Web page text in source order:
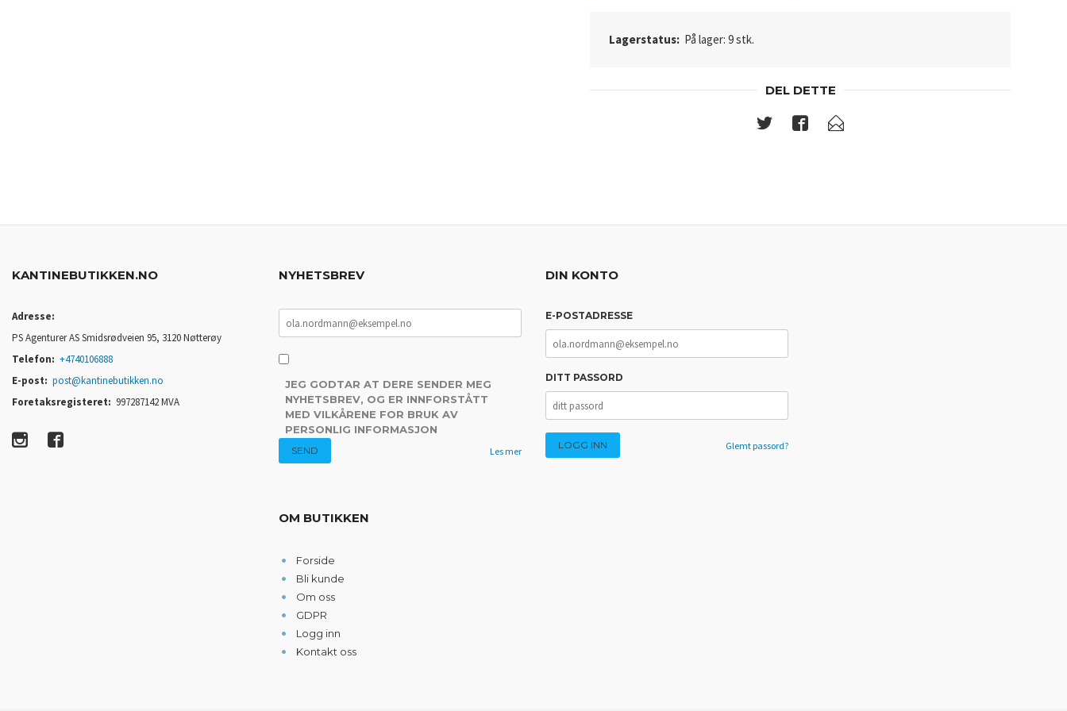
Lagerstatus: På lager: 9 stk.
DEL DETTE
KANTINEBUTIKKEN.NO
Adresse:
PS Agenturer AS Smidsrødveien 95, 3120 Nøtterøy
Telefon: +4740106888
E-post: post@kantinebutikken.no
Foretaksregisteret: 997287142 MVA
NYHETSBREV
JEG GODTAR AT DERE SENDER MEG
NYHETSBREV, OG ER INNFORSTÅTT
MED VILKÅRENE FOR BRUK AV
PERSONLIG INFORMASJON
Les mer
OM BUTIKKEN
Forside
Bli kunde
Om oss
GDPR
Logg inn
Kontakt oss
DIN KONTO
E-POSTADRESSE
DITT PASSORD
Glemt passord?